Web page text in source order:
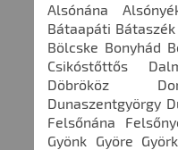
Alsónána
Bátaapáti
Bölcske Bonyhád
Csikóstőttős
Döbrököz
Dunaszentgyörgy
Felsőnána
Gyönk Györe